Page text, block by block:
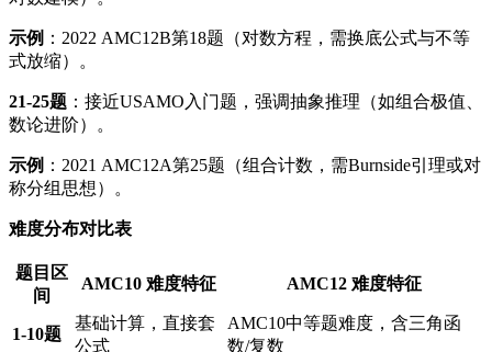
​示例​ ​：2022 AMC12B第18题（对数方程，需换底公式与不等
式放缩）。
​21-25题​ ​：接近USAMO入门题，强调抽象推理（如组合极值、
数论进阶）。
​示例​ ​：2021 AMC12A第25题（组合计数，需Burnside引理或对
称分组思想）。
​难度分布对比表​
​题目区
间​
​AMC10 难度特征​ ​AMC12 难度特征​
​1-10题​
基础计算，直接套
公式
AMC10中等题难度，含三角函
数/复数